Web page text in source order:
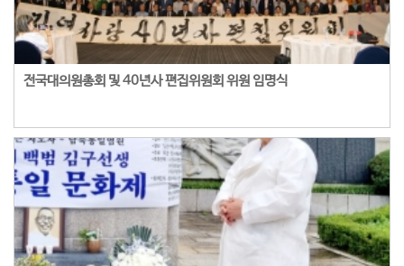
전국대의원총회 및 40년사 편집위원회 위원 임명식